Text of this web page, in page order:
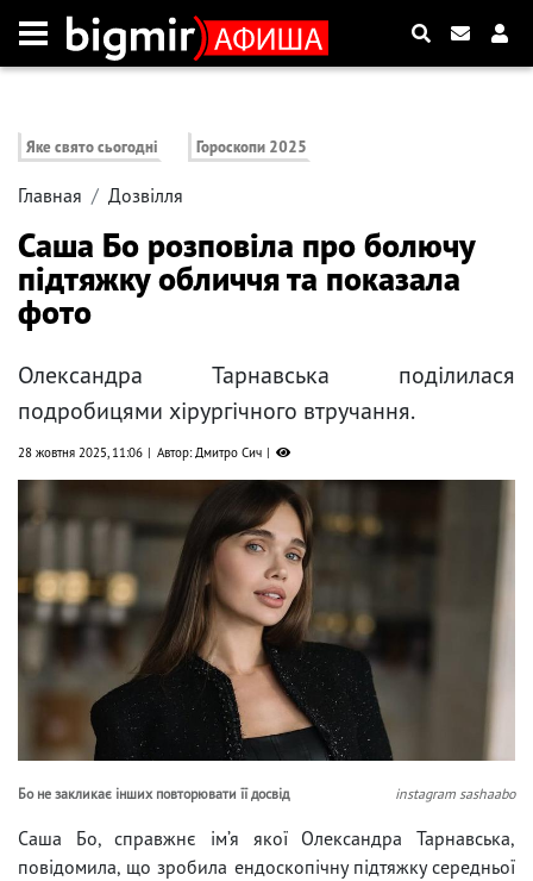
Яке свято сьогодні Гороскопи 2025
Главная Дозвілля
Саша Бо розповіла про болючу
підтяжку обличчя та показала
фото
Олександра Тарнавська поділилася
подробицями хірургічного втручання.
28 жовтня 2025, 11:06 Автор: Дмитро Сич
Бо не закликає інших повторювати її досвід instagram sashaabo
Саша Бо, справжнє ім’я якої Олександра Тарнавська,
повідомила, що зробила ендоскопічну підтяжку середньої